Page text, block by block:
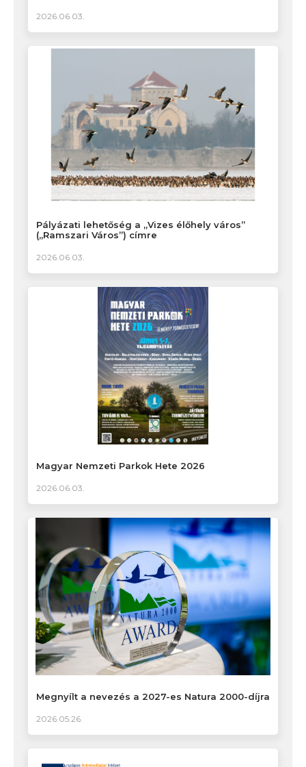
2026.06.03.
Pályázati lehetőség a „Vizes élőhely város”
(„Ramszari Város”) címre
2026.06.03.
Magyar Nemzeti Parkok Hete 2026
2026.06.03.
Megnyílt a nevezés a 2027-es Natura 2000-díjra
2026.05.26.